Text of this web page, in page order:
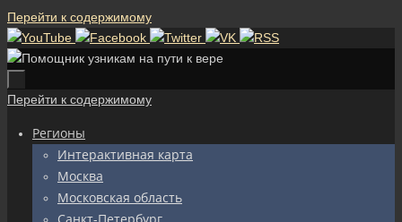
Перейти к содержимому
Перейти к содержимому
Регионы
Интерактивная карта
Москва
Московская область